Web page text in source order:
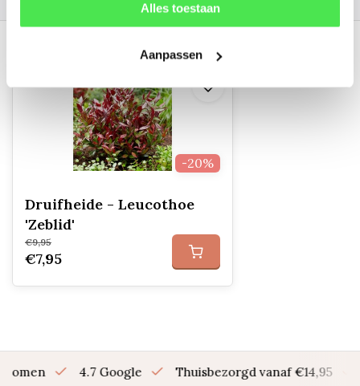
Alles toestaan
Aanpassen
Recent bekeken
-20%
Druifheide - Leucothoe
'Zeblid'
€9,95
€7,95
bomen 4.7 Google Thuisbezorgd vanaf €14,95